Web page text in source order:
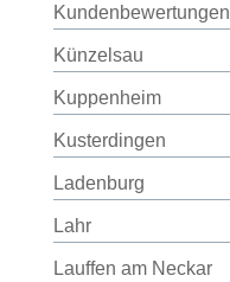
Kundenbewertungen
Künzelsau
Kuppenheim
Kusterdingen
Ladenburg
Lahr
Lauffen am Neckar